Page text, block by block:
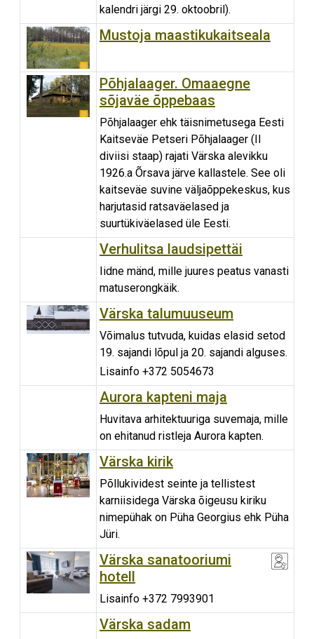
kalendri järgi 29. oktoobril).
Mustoja maastikukaitseala
Põhjalaager. Omaaegne
sõjaväe õppebaas
Põhjalaager ehk täisnimetusega Eesti
Kaitseväe Petseri Põhjalaager (II
diviisi staap) rajati Värska alevikku
1926.a Õrsava järve kallastele. See oli
kaitseväe suvine väljaõppekeskus, kus
harjutasid ratsaväelased ja
suurtükiväelased üle Eesti.
Verhulitsa laudsipettäi
Iidne mänd, mille juures peatus vanasti
matuserongkäik.
Värska talumuuseum
Võimalus tutvuda, kuidas elasid setod
19. sajandi lõpul ja 20. sajandi alguses.
Lisainfo +372 5054673
Aurora kapteni maja
Huvitava arhitektuuriga suvemaja, mille
on ehitanud ristleja Aurora kapten.
Värska kirik
Põllukividest seinte ja tellistest
karniisidega Värska õigeusu kiriku
nimepühak on Püha Georgius ehk Püha
Jüri.
Värska sanatooriumi
hotell
Lisainfo +372 7993901
Värska sadam